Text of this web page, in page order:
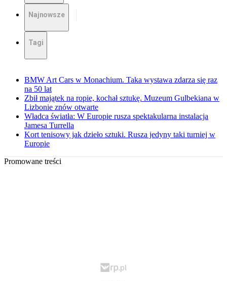
Najnowsze
Tagi
BMW Art Cars w Monachium. Taka wystawa zdarza się raz
na 50 lat
Zbił majątek na ropie, kochał sztukę. Muzeum Gulbekiana w
Lizbonie znów otwarte
Władca światła: W Europie rusza spektakularna instalacja
Jamesa Turrella
Kort tenisowy jak dzieło sztuki. Rusza jedyny taki turniej w
Europie
Promowane treści